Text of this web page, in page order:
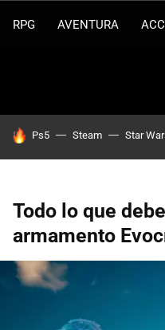
RPG AVENTURA
HOY SE HABLA DE
Ps5 Steam Star
Todo lo que
armamento